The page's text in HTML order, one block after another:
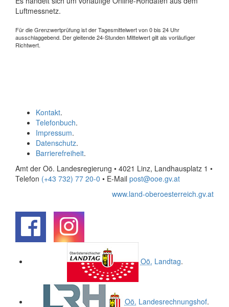
Luftmessnetz.
Für die Grenzwertprüfung ist der Tagesmittelwert von 0 bis 24 Uhr
ausschlaggebend. Der gleitende 24-Stunden Mittelwert gilt als vorläufiger
Richtwert.
Kontakt.
Telefonbuch.
Impressum.
Datenschutz.
Barrierefreiheit.
Amt der Oö. Landesregierung • 4021 Linz, Landhausplatz 1 •
Telefon (+43 732) 77 20-0 • E-Mail post@ooe.gv.at
www.land-oberoesterreich.gv.at
Oö. Landtag.
Oö. Landesrechnungshof.